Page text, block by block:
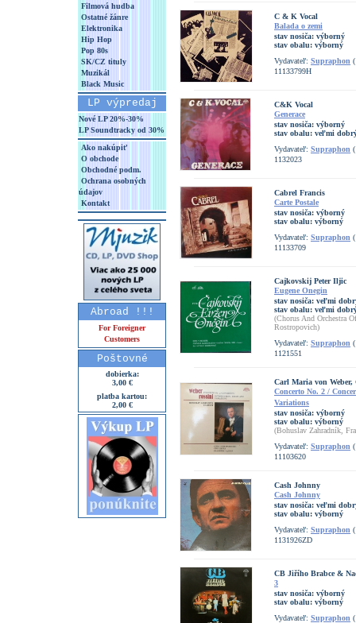
Filmová hudba
Ostatné žánre
Elektronika
Hip Hop
Pop 80s
SK/CZ tituly
Muzikál
Black Music
LP výpredaj
Nové LP 20%-30%
LP Soundtracky od 30%
Ako nakúpiť
O obchode
Obchodné podm.
Ochrana osobných
údajov
Kontakt
Abroad !!!
For Foreigner
Customers
Poštovné
dobierka:
3,00 €
platba kartou:
2,00 €
C & K Vocal
Balada o zemi
stav nosiča: výborný
stav obalu: výborný
Vydavateľ: Supraphon
11133799H
C&K Vocal
Generace
stav nosiča: výborný
stav obalu: veľmi
Vydavateľ: Supraphon
1132023
Cabrel Francis
Carte Postale
stav nosiča: výborný
stav obalu: výborný
Vydavateľ: Supraphon
11133709
Cajkovskij Peter Iljic
Eugene Onegin
stav nosiča: veľmi
stav obalu: veľmi
(Chorus And Orchestra
Rostropovich)
Vydavateľ: Supraphon
1121551
Carl Maria von Weber,
Concerto No. 2 /
Variations
stav nosiča: výborný
stav obalu: výborný
(Bohuslav Zahradník,
Vydavateľ: Supraphon
11103620
Cash Johnny
Cash Johnny
stav nosiča: veľmi
stav obalu: výborný
Vydavateľ: Supraphon
1131926ZD
CB Jiřího Brabce &
3
stav nosiča: výborný
stav obalu: výborný
Vydavateľ: Supraphon